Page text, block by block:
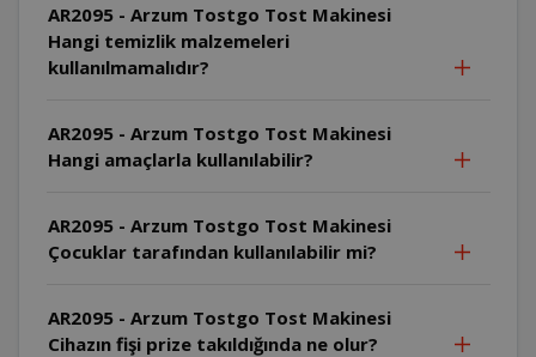
AR2095 - Arzum Tostgo Tost Makinesi
Hangi temizlik malzemeleri
kullanılmamalıdır?
AR2095 - Arzum Tostgo Tost Makinesi
Hangi amaçlarla kullanılabilir?
AR2095 - Arzum Tostgo Tost Makinesi
Çocuklar tarafından kullanılabilir mi?
AR2095 - Arzum Tostgo Tost Makinesi
Cihazın fişi prize takıldığında ne olur?